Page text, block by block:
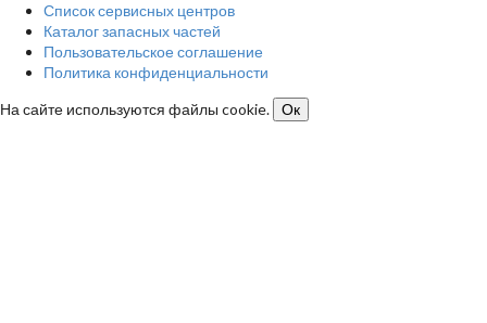
Список сервисных центров
Каталог запасных частей
Пользовательское соглашение
Политика конфиденциальности
На сайте используются файлы cookie.
Ок